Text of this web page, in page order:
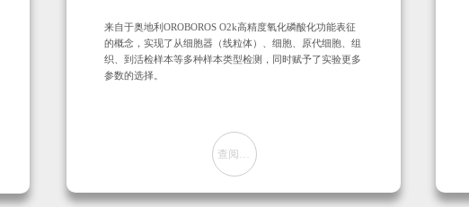
来自于奥地利OROBOROS O2k高精度氧化磷酸化功能表征
的概念，实现了从细胞器（线粒体）、细胞、原代细胞、组
织、到活检样本等多种样本类型检测，同时赋予了实验更多
参数的选择。
查阅方案